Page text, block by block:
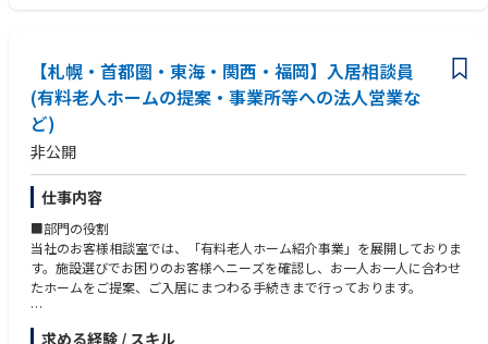
【札幌・首都圏・東海・関西・福岡】入居相談員
(有料老人ホームの提案・事業所等への法人営業な
ど)
非公開
仕事内容
■部門の役割
当社のお客様相談室では、「有料老人ホーム紹介事業」を展開しておりま
す。施設選びでお困りのお客様へニーズを確認し、お一人お一人に合わせ
たホームをご提案、ご入居にまつわる手続きまで行っております。
■部門の業務内容
求める経験 / スキル